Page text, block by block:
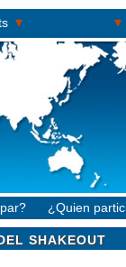
▾ ▾
¿Quien
SHAKEOUT